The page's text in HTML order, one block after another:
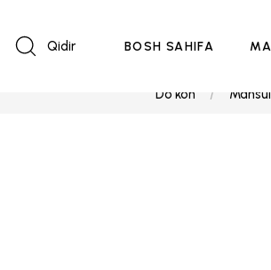
Qidir BOSH SAHIFA
Do'kon